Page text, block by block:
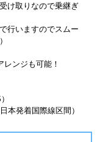
け取りなので乗継ぎ
行いますのでスムー
ンジも可能！
本発着国際線区間）